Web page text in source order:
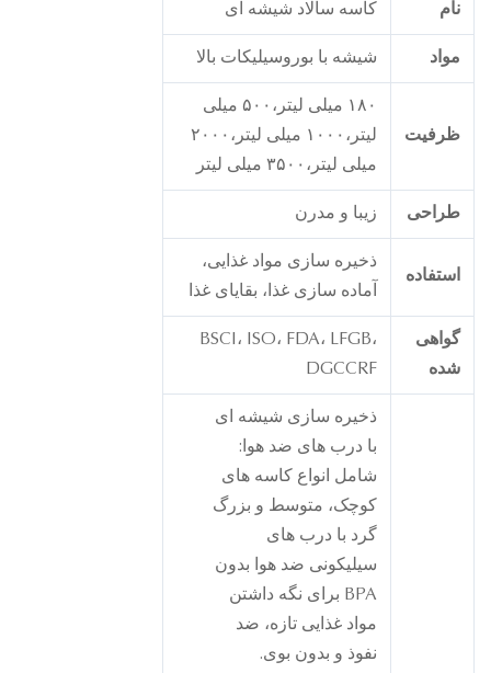
کاسه سالاد شیشه ای
شیشه با بوروسیلیکات بالا
۱۸۰ میلی لیتر،۵۰۰ میلی
لیتر،۱۰۰۰ میلی لیتر،۲۰۰۰
میلی لیتر،۳۵۰۰ میلی لیتر
زيبا و مدرن
ذخیره سازی مواد غذایی،
آماده سازی غذا، بقایای غذا
BSCI، ISO، FDA، LFGB،
DGCCRF
ذخیره سازی شیشه ای
با درب های ضد هوا:
شامل انواع کاسه های
کوچک، متوسط و بزرگ
گرد با درب های
سیلیکونی ضد هوا بدون
BPA برای نگه داشتن
مواد غذایی تازه، ضد
نفوذ و بدون بوی.